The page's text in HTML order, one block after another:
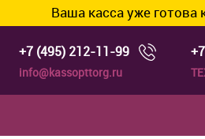
касса уже готова к ТС
+7 (495) 212-11-99
info@kassopttorg.ru